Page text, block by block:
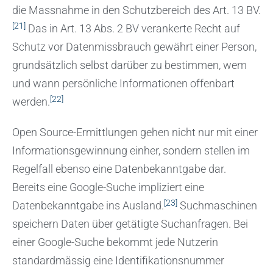
die Massnahme in den Schutzbereich des Art. 13 BV.
[21] Das in Art. 13 Abs. 2 BV verankerte Recht auf
Schutz vor Datenmissbrauch gewährt einer Person,
grundsätzlich selbst darüber zu bestimmen, wem
und wann persönliche Informationen offenbart
werden.[22]
Open Source-Ermittlungen gehen nicht nur mit einer
Informationsgewinnung einher, sondern stellen im
Regelfall ebenso eine Datenbekanntgabe dar.
Bereits eine Google-Suche impliziert eine
Datenbekanntgabe ins Ausland.[23] Suchmaschinen
speichern Daten über getätigte Suchanfragen. Bei
einer Google-Suche bekommt jede Nutzerin
standardmässig eine Identifikationsnummer